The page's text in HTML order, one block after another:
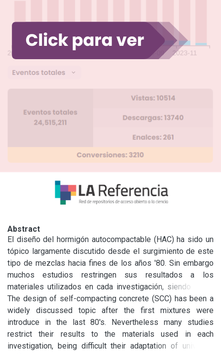
Abstract
El diseño del hormigón autocompactable (HAC) ha sido un
tópico largamente discutido desde el surgimiento de este
tipo de mezclas hacia fines de los años '80. Sin embargo
muchos estudios restringen sus resultados a los
materiales utilizados en cada investigación, siendo difícil
su adaptación de modo universal. Dada su extensión
geográfica, Argentina posee una amplia disponibilidad de
agregados para hormigones de diverso origen y
características. En este trabajo ée analizan los criterios de
diseño y propiedades de HAC preparados con diferentes
The design of self-compacting concrete (SCC) has been a
widely discussed topic after the first mixtures were
introduce in the last 80's. Nevertheless many studies
restrict their results to the materials used in each
investigation, being difficult their adaptation of universal